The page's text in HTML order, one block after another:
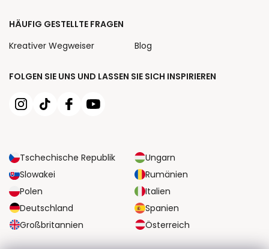
FOLGEN SIE UNS UND LASSEN SIE SICH INSPIRIEREN
Tschechische Republik
Ungarn
Slowakei
Rumänien
Polen
Italien
Deutschland
Spanien
Großbritannien
Österreich
HÄUFIG GESTELLTE FRAGEN
Kreativer Wegweiser
Blog